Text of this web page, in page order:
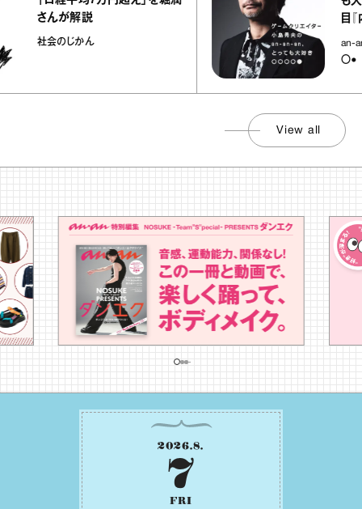
さんが解説
社会のじかん
目『内視鏡
an-an-an、
View all
2026.8.
7
FRI